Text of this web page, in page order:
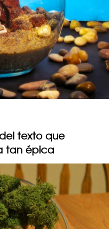
texto que
tan épica